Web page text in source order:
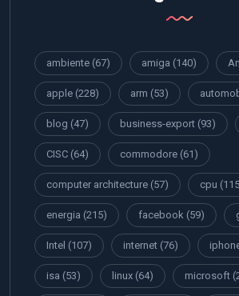
ambiente (67) amiga (140)
apple (228) arm (53)
blog (47) business-export (93)
CISC (64) commodore (61)
computer architecture (57) cpu
energia (215) facebook (59)
Intel (107) internet (76)
isa (53) linux (64) microsoft